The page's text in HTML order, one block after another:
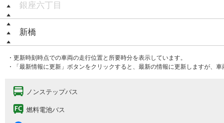
銀座六丁目
新橋
・更新時刻時点での車両の走行位置と所要時分を表示しています。
・「最新情報に更新」ボタンをクリックすると、最新の情報に更新しますが、
ノンステップバス
燃料電池バス